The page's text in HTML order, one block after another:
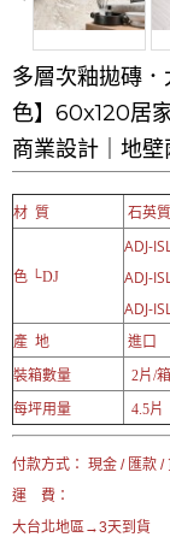
多層次釉拋磚
色】60x120居
商業設計｜地
材 質 石英
色 └DJ
ADJ-
ADJ-
ADJ-
產 地
進口
裝箱數量
2片
每坪用量
4.5片
付款方式： 現金 / 匯款 /
運 費：
大台北地區→3天到貨